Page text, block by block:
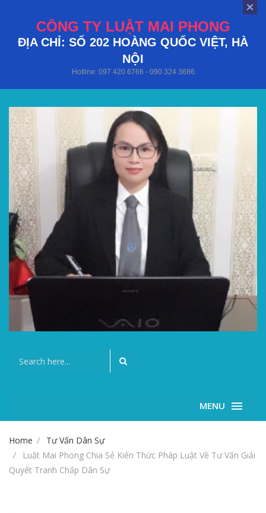
CÔNG TY LUẬT MAI PHONG
ĐỊA CHỈ: SỐ 202 HOÀNG QUỐC VIỆT, HÀ
NỘI
Hotline: 097 420 6766 - 090 324 3686
MENU
Home
Tư Vấn Dân Sự
Luật Mai Phong Chia Sẻ Kiến Thức Pháp Luật Về Tư Vấn Giải
Quyết Tranh Chấp Dân Sự